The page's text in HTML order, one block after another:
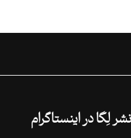
نشر لِگا در اینستاگرام